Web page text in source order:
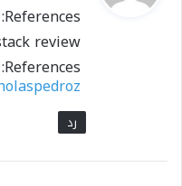
ل
References:
review
References:
رد